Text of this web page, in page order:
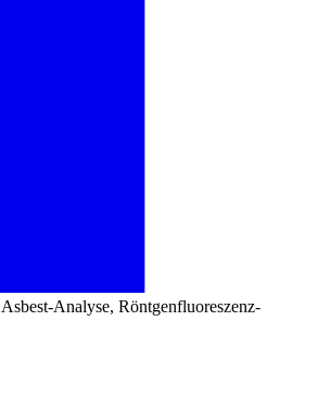
Analyse, Röntgenfluoreszenz-